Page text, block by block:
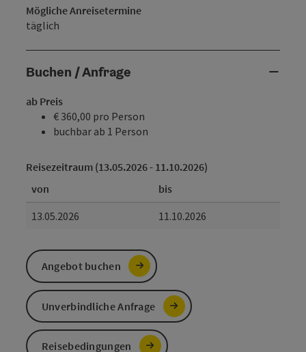
Mögliche Anreisetermine
täglich
Buchen / Anfrage
ab Preis
€ 360,00 pro Person
buchbar ab 1 Person
Reisezeitraum (13.05.2026 - 11.10.2026)
von
bis
13.05.2026
11.10.2026
Angebot buchen
Unverbindliche Anfrage
Reisebedingungen